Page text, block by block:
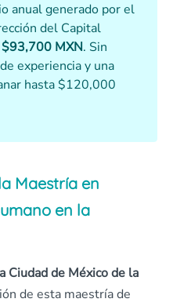
anual generado por el
del Capital
MXN. Sin
experiencia y una
hasta $120,000
Maestría en
en la
Ciudad de México de la
de esta maestría de